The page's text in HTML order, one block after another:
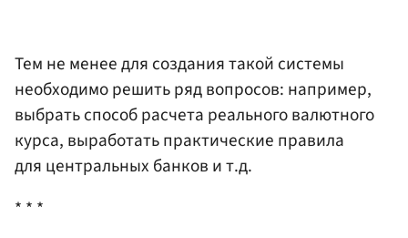
Тем не менее для создания такой системы
необходимо решить ряд вопросов: например,
выбрать способ расчета реального валютного
курса, выработать практические правила
для центральных банков и т.д.
* * *